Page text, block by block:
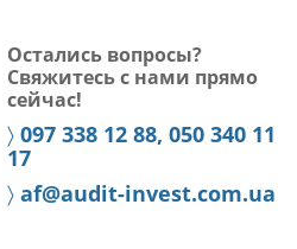
Остались вопросы?
Свяжитесь с нами прямо
сейчас!
〉 097 338 12 88, 050 340 11
17
〉 af@audit-invest.com.ua